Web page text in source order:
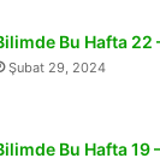
Bu Hafta 22
Şubat 29, 2024
Bu Hafta 19